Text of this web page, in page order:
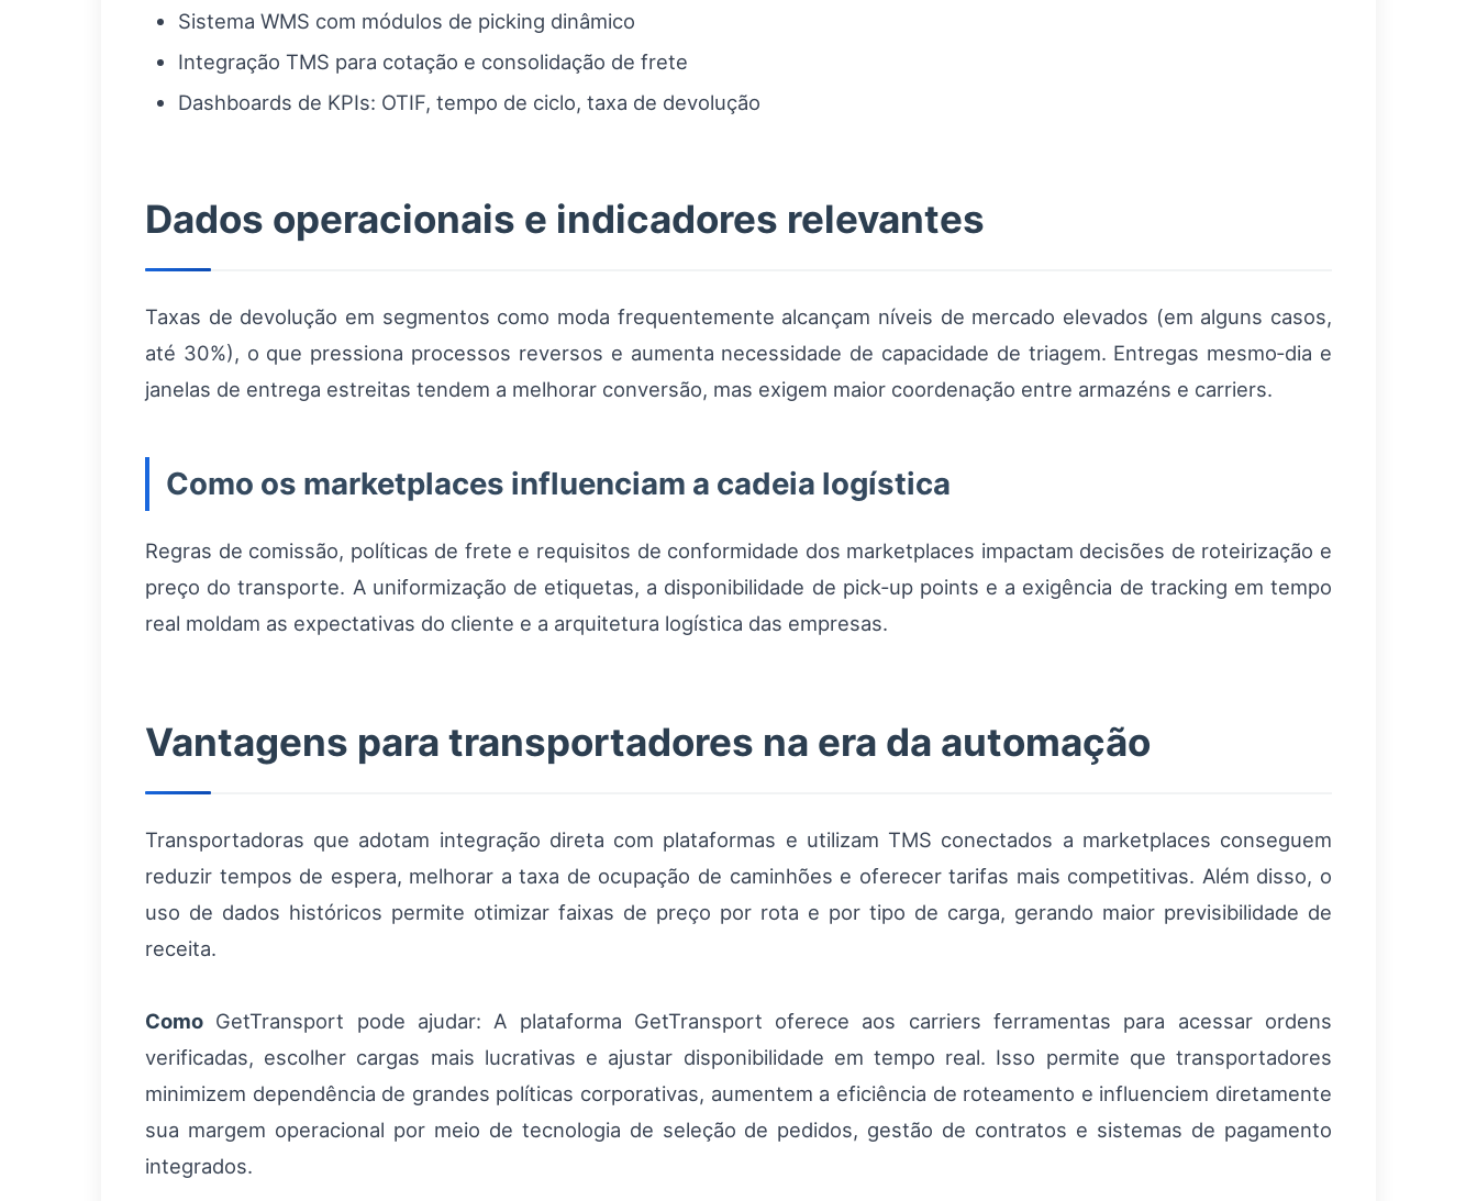
Sistema WMS com módulos de picking dinâmico
Integração TMS para cotação e consolidação de frete
Dashboards de KPIs: OTIF, tempo de ciclo, taxa de devolução
Dados operacionais e indicadores relevantes
Taxas de devolução em segmentos como moda frequentemente alcançam níveis de mercado elevados (em alguns casos,
até 30%), o que pressiona processos reversos e aumenta necessidade de capacidade de triagem. Entregas mesmo‑dia e
janelas de entrega estreitas tendem a melhorar conversão, mas exigem maior coordenação entre armazéns e carriers.
Como os marketplaces influenciam a cadeia logística
Regras de comissão, políticas de frete e requisitos de conformidade dos marketplaces impactam decisões de roteirização e
preço do transporte. A uniformização de etiquetas, a disponibilidade de pick‑up points e a exigência de tracking em tempo
real moldam as expectativas do cliente e a arquitetura logística das empresas.
Vantagens para transportadores na era da automação
Transportadoras que adotam integração direta com plataformas e utilizam TMS conectados a marketplaces conseguem
reduzir tempos de espera, melhorar a taxa de ocupação de caminhões e oferecer tarifas mais competitivas. Além disso, o
uso de dados históricos permite otimizar faixas de preço por rota e por tipo de carga, gerando maior previsibilidade de
receita.
Como GetTransport pode ajudar: A plataforma GetTransport oferece aos carriers ferramentas para acessar ordens
verificadas, escolher cargas mais lucrativas e ajustar disponibilidade em tempo real. Isso permite que transportadores
minimizem dependência de grandes políticas corporativas, aumentem a eficiência de roteamento e influenciem diretamente
sua margem operacional por meio de tecnologia de seleção de pedidos, gestão de contratos e sistemas de pagamento
integrados.